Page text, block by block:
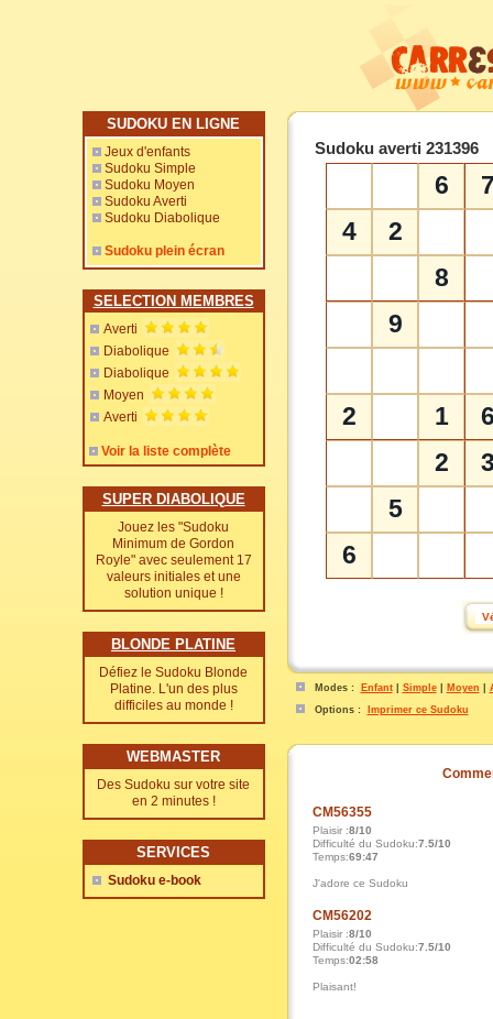
SUDOKU EN LIGNE
Jeux d'enfants
Sudoku Simple
Sudoku Moyen
Sudoku Averti
Sudoku Diabolique
Sudoku plein écran
SELECTION MEMBRES
Averti
Diabolique
Diabolique
Moyen
Averti
Voir la liste complète
SUPER DIABOLIQUE
Jouez les "Sudoku
Minimum de Gordon
Royle" avec seulement 17
valeurs initiales et une
solution unique !
BLONDE PLATINE
Défiez le Sudoku Blonde
Platine. L'un des plus
difficiles au monde !
WEBMASTER
Des Sudoku sur votre site
en 2 minutes !
SERVICES
Sudoku e-book
Sudoku averti 231396
6
4
2
8
9
2 1
2
5
6
Modes : Enfant| Simple| Moyen
Options :
Imprimer ce Sudoku
CM56355
Plaisir :8/10
Difficulté du Sudoku:7.5/10
Temps:69:47
J'adore ce Sudoku
CM56202
Plaisir :8/10
Difficulté du Sudoku:7.5/10
Temps:02:58
Plaisant!